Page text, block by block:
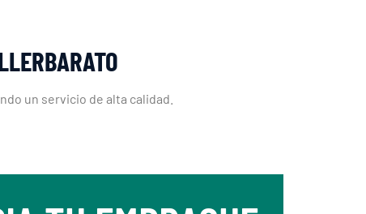
un servicio de alta calidad.